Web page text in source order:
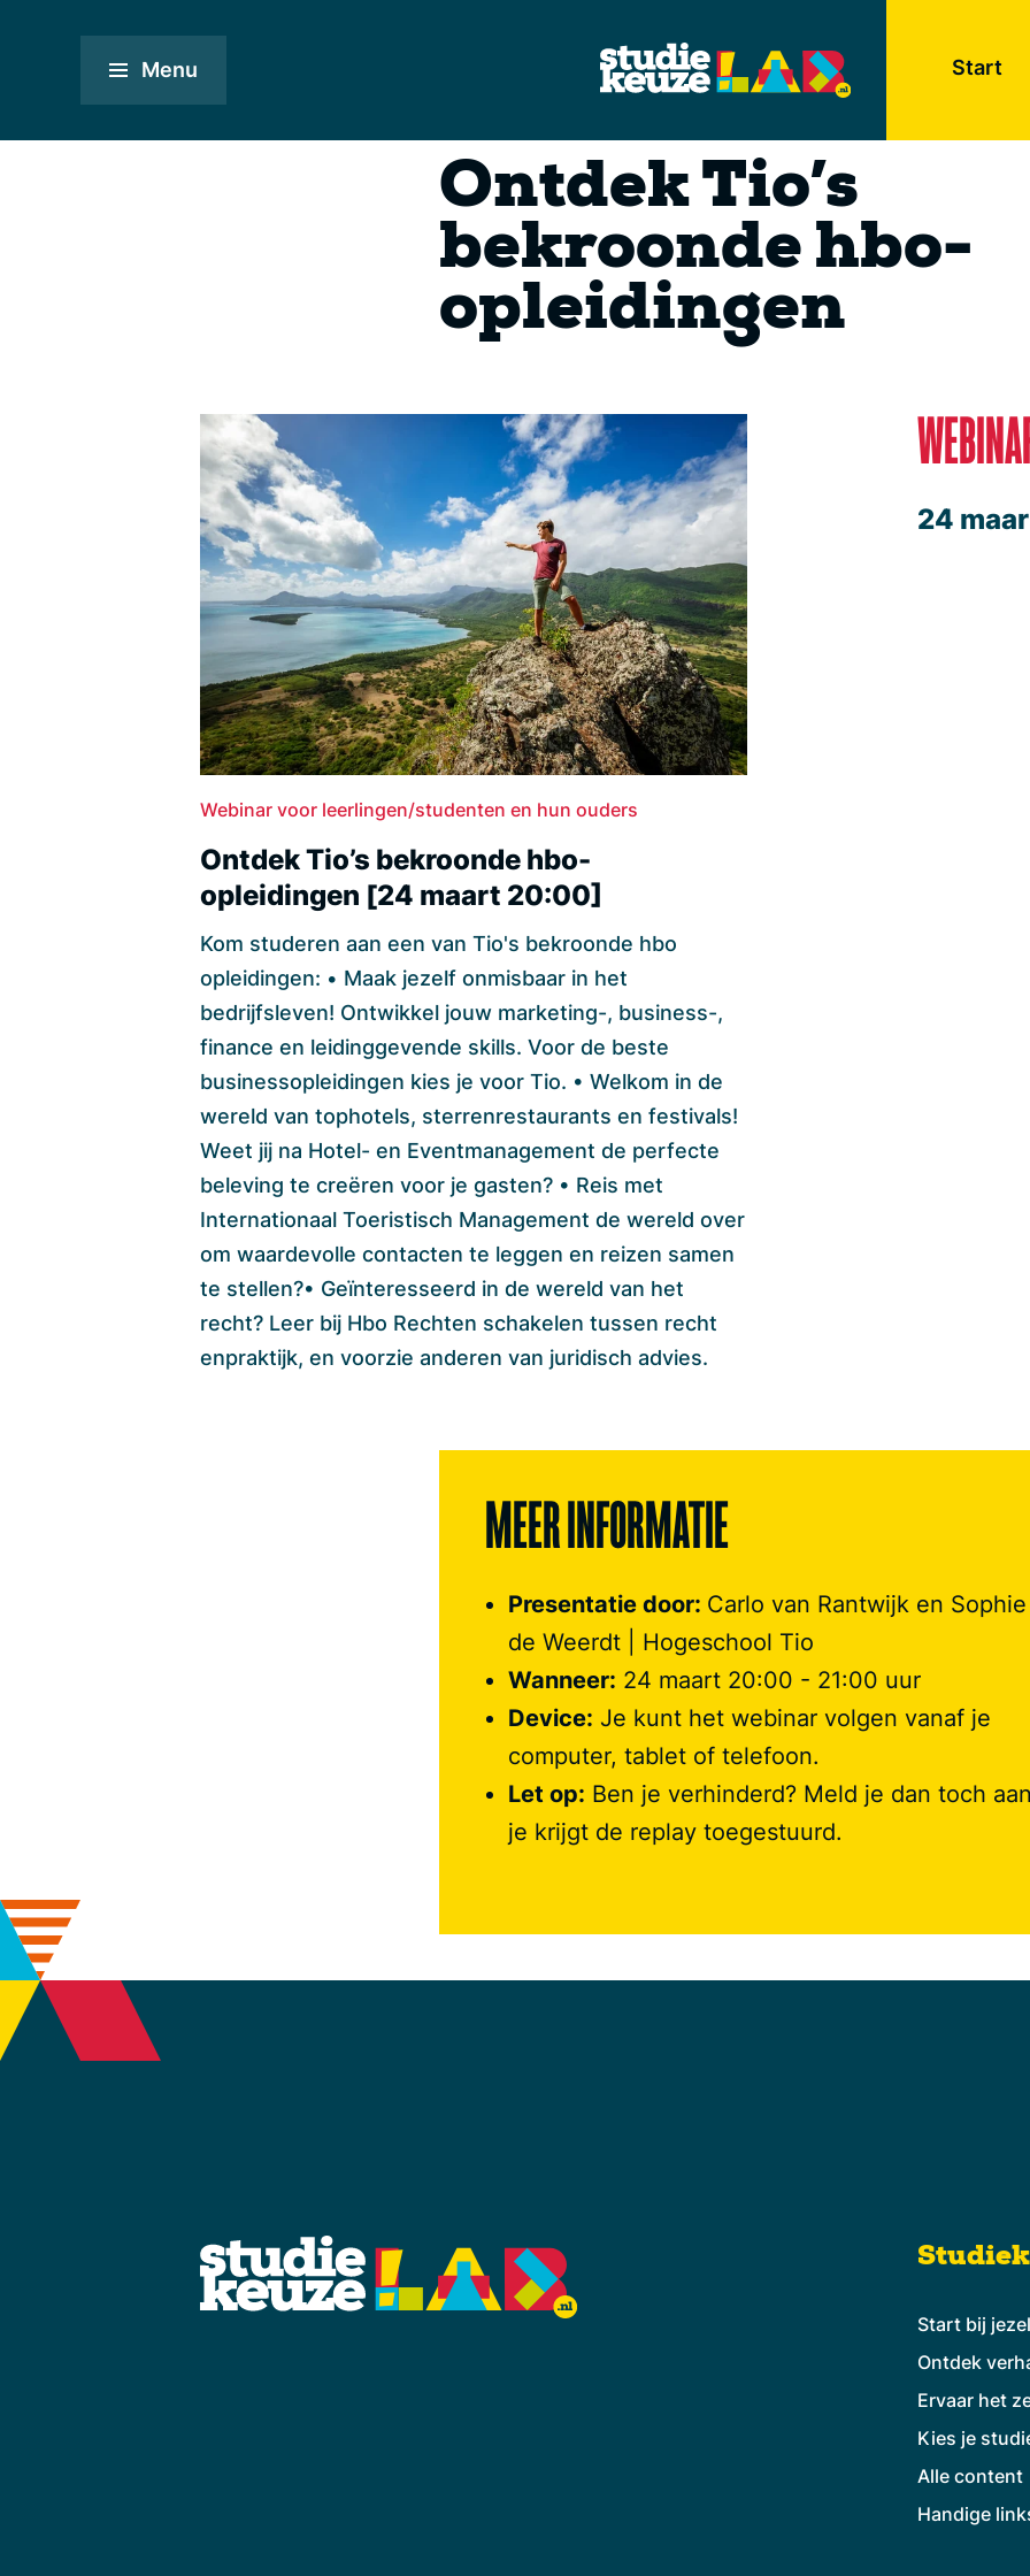
Menu Start
Ontdek Tio’s
bekroonde hbo-
opleidingen
Webinar voor leerlingen/studenten en hun ouders
Ontdek Tio’s bekroonde hbo-
opleidingen [24 maart 20:00]
Kom studeren aan een van Tio's bekroonde hbo
opleidingen: • Maak jezelf onmisbaar in het
bedrijfsleven! Ontwikkel jouw marketing-, business-,
finance en leidinggevende skills. Voor de beste
businessopleidingen kies je voor Tio. • Welkom in de
wereld van tophotels, sterrenrestaurants en festivals!
Weet jij na Hotel- en Eventmanagement de perfecte
beleving te creëren voor je gasten? • Reis met
Internationaal Toeristisch Management de wereld over
om waardevolle contacten te leggen en reizen samen
te stellen?• Geïnteresseerd in de wereld van het
recht? Leer bij Hbo Rechten schakelen tussen recht
enpraktijk, en voorzie anderen van juridisch advies.
24
MEER INFORMATIE
Presentatie door: Carlo van Rantwijk en Sophie
de Weerdt | Hogeschool Tio
Wanneer: 24 maart 20:00 - 21:00 uur
Device: Je kunt het webinar volgen vanaf je
computer, tablet of telefoon.
Let op: Ben je verhinderd? Meld je dan toch
je krijgt de replay toegestuurd.
Start bij
Ontdek
Ervaar het
Kies je
Alle content
Handige